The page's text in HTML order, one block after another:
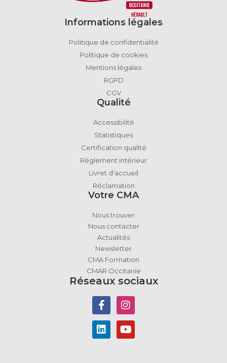
Informations légales
Politique de confidentialité
Politique de cookies
Mentions légales
RGPD
CGV
Qualité
Accessibilité
Statistiques
Certification qualité
Règlement intérieur
Livret d'accueil
Réclamation
Votre CMA
Nous trouver
Nous contacter
Actualités
Newsletter
CMA Formation
CMAR Occitanie
Réseaux sociaux